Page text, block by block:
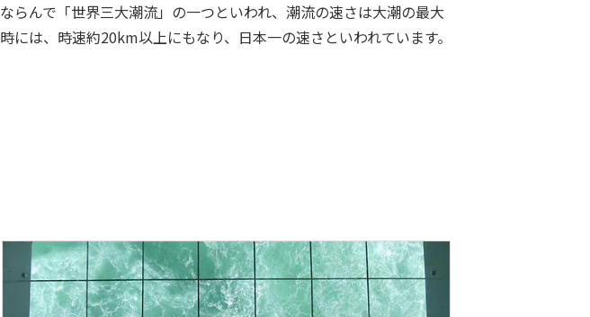
ならんで「世界三大潮流」の一つといわれ、潮流の速さは大潮の最大
時には、時速約20km以上にもなり、日本一の速さといわれています。